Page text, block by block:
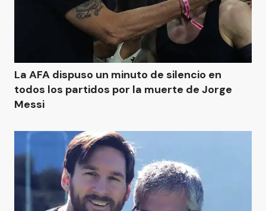
La AFA dispuso un minuto de silencio en
todos los partidos por la muerte de Jorge
Messi